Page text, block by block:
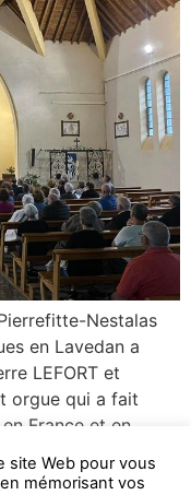
Nestalas
en Lavedan a
LEFORT et
orgue qui a fait
France et en
avec une
site Web pour vous
mémorisant vos